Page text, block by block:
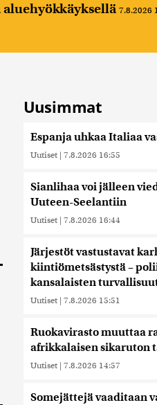
aluehyökkäyksellä 7.8.2026
Uusimmat
Espanja uhkaa Italiaa
Uutiset | 7.8.2026 16:55
Sianlihaa voi jälleen
Uuteen-Seelantiin
Uutiset | 7.8.2026 16:44
Järjestöt vastustavat
kiintiömetsästystä –
kansalaisten
Uutiset | 7.8.2026 15:51
Ruokavirasto muuttaa
afrikkalaisen sikaruton
Uutiset | 7.8.2026 14:57
Somejättejä vaaditaan